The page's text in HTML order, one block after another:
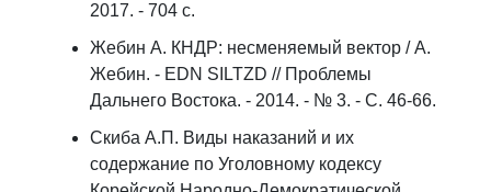
2017. - 704 с.
Жебин А. КНДР: несменяемый вектор / А.
Жебин. - EDN SILTZD // Проблемы
Дальнего Востока. - 2014. - № 3. - С. 46-66.
Скиба А.П. Виды наказаний и их
содержание по Уголовному кодексу